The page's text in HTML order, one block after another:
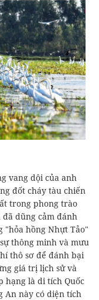
vang dội của anh
đốt cháy tàu chiến
trong phong trào
dũng cảm đánh
"hỏa hồng Nhựt Tảo"
thông minh và mưu
thô sơ để đánh bại
giá trị lịch sử và
hạng là di tích Quốc
An này có diện tích